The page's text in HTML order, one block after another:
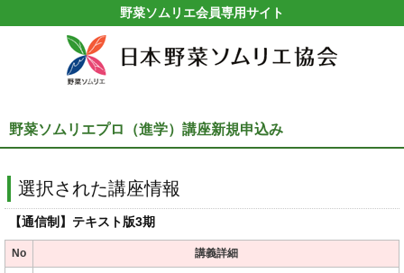
野菜ソムリエ会員専用サイト
野菜ソムリエプロ（進学）講座新規申込み
選択された講座情報
【通信制】テキスト版3期
No 講義詳細